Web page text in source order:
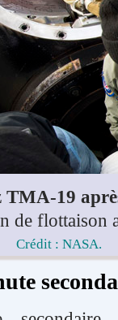
TMA-19
de flottaison
Crédit : NASA.